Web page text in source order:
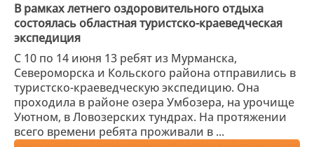
В рамках летнего оздоровительного отдыха
состоялась областная туристско-краеведческая
экспедиция
С 10 по 14 июня 13 ребят из Мурманска,
Североморска и Кольского района отправились в
туристско-краеведческую экспедицию. Она
проходила в районе озера Умбозера, на урочище
Уютном, в Ловозерских тундрах. На протяжении
всего времени ребята проживали в ...